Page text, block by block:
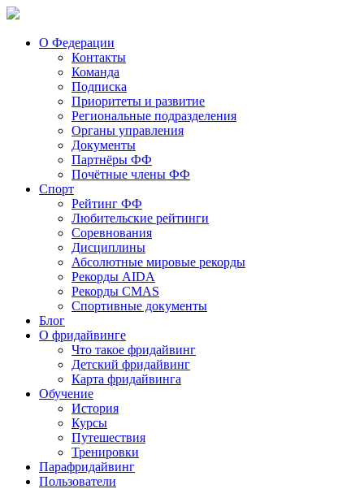
О Федерации
Контакты
Команда
Подписка
Приоритеты и развитие
Региональные подразделения
Органы управления
Документы
Партнёры ФФ
Почётные члены ФФ
Спорт
Рейтинг ФФ
Любительские рейтинги
Соревнования
Дисциплины
Абсолютные мировые рекорды
Рекорды AIDA
Рекорды CMAS
Спортивные документы
Блог
О фридайвинге
Что такое фридайвинг
Детский фридайвинг
Карта фридайвинга
Обучение
История
Курсы
Путешествия
Тренировки
Парафридайвинг
Пользователи